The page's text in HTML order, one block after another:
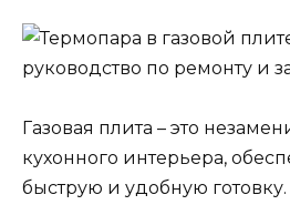
Газовая плита – это
кухонного интерьера,
быструю и удобную